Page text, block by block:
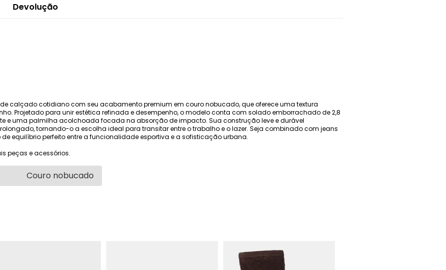
Devolução
de calçado cotidiano com seu acabamento premium em couro nobucado, que oferece uma textura
Projetado para unir estética refinada e desempenho, o modelo conta com solado emborrachado de 2,8
e uma palmilha acolchoada focada na absorção de impacto. Sua construção leve e durável
tornando-o a escolha ideal para transitar entre o trabalho e o lazer. Seja combinado com jeans
equilíbrio perfeito entre a funcionalidade esportiva e a sofisticação urbana.
peças e acessórios.
Couro nobucado